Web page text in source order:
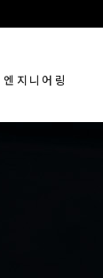
엔지니어링